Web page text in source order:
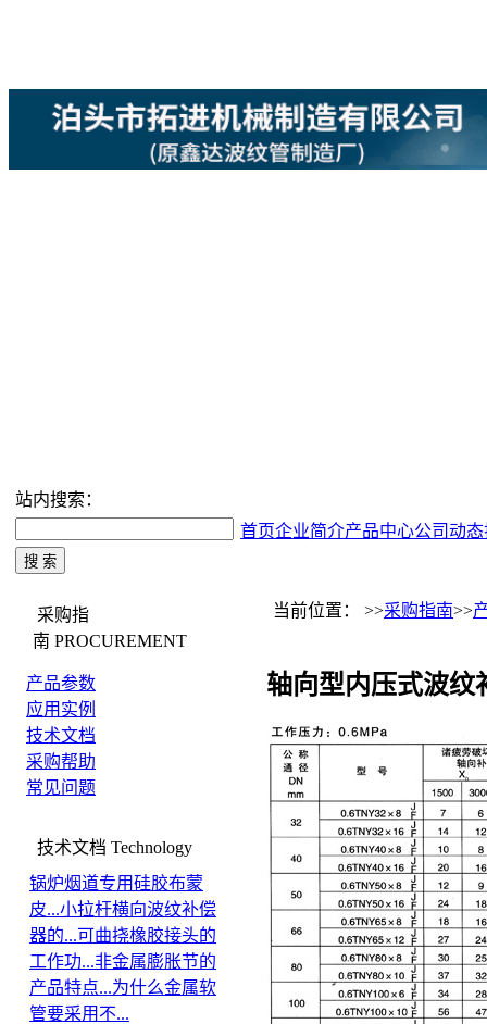
站内搜索：
首页企业简介产品中心公司动态
采购指
南 PROCUREMENT
产品参数
应用实例
技术文档
采购帮助
常见问题
技术文档 Technology
锅炉烟道专用硅胶布蒙
皮...小拉杆横向波纹补偿
器的...可曲挠橡胶接头的
工作功...非金属膨胀节的
产品特点...为什么金属软
管要采用不...
当前位置： >>采购指南>>
轴向型内压式波纹